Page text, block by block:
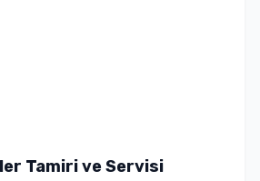
Tamiri ve Servisi